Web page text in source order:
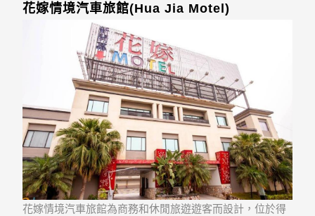
花嫁情境汽車旅館(Hua Jia Motel)
花嫁情境汽車旅館為商務和休閒旅遊遊客而設計，位於得